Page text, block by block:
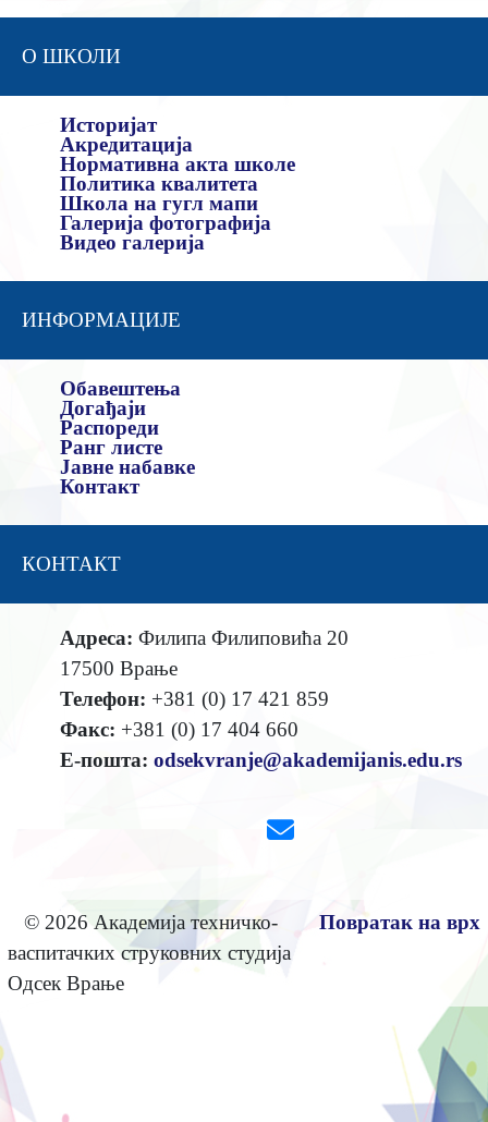
О ШКОЛИ
Историјат
Акредитација
Нормативна акта школе
Политика квалитета
Школа на гугл мапи
Галерија фотографија
Видео галерија
ИНФОРМАЦИЈЕ
Обавештења
Догађаји
Распореди
Ранг листе
Јавне набавке
Контакт
КОНТАКТ
Адреса: Филипа Филиповића 20
17500 Врање
Телефон: +381 (0) 17 421 859
Факс: +381 (0) 17 404 660
Е-пошта: odsekvranje@akademijanis.edu.rs
Повратак на врх
© 2026 Академија техничко-
васпитачких струковних студија
Одсек Врање